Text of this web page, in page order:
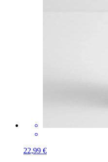
22,99 €